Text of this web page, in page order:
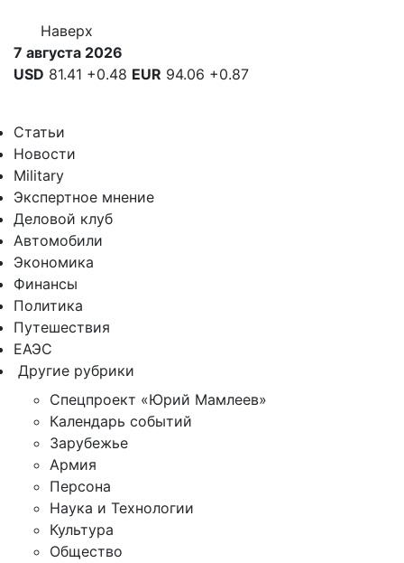
Наверх
7 августа 2026
USD 81.41 +0.48 EUR 94.06 +0.87
Статьи
Новости
Military
Экспертное мнение
Деловой клуб
Автомобили
Экономика
Финансы
Политика
Путешествия
ЕАЭС
Другие рубрики
Спецпроект «Юрий Мамлеев»
Календарь событий
Зарубежье
Армия
Персона
Наука и Технологии
Культура
Общество